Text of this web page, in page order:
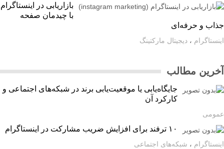
بازاریابی در اینستاگرام
با چیدمان صفحه
و حرفه‌ای
،دیجیتال مارکتینگ
مطالب
جایگاه‌یابی یا موقعیت‌یابی برند در شبکه‌های اجتماعی و
کارکرد آن
۱۰ ترفند برای افزایش ضریب مشارکت در اینستاگرام
،شبکه‌های اجتماعی